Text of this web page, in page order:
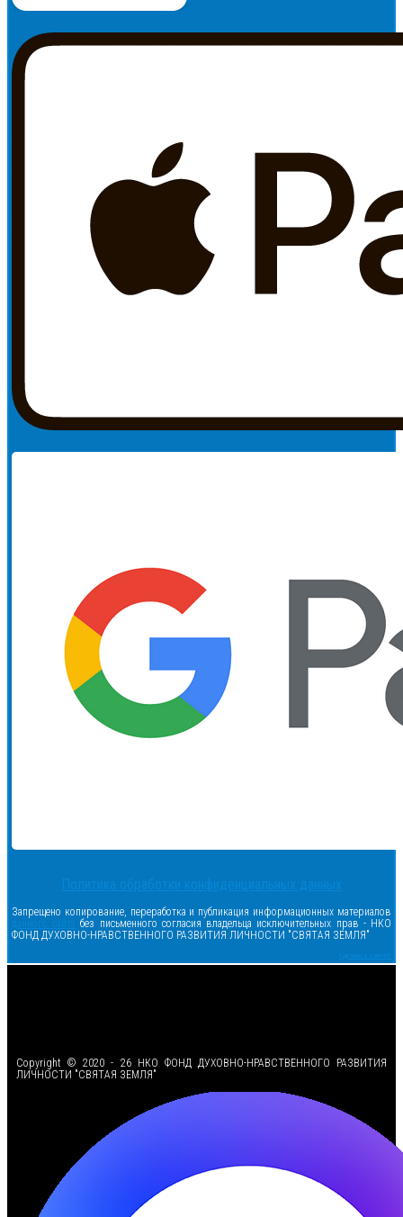
Политика обработки конфиденциальных данных
Запрещено копирование, переработка и публикация информационных материалов
данного сайта без письменного согласия владельца исключительных прав - НКО
ФОНД ДУХОВНО-НРАВСТВЕННОГО РАЗВИТИЯ ЛИЧНОСТИ "СВЯТАЯ ЗЕМЛЯ"
Сделано в samsite
Copyright © 2020 - 26 НКО ФОНД ДУХОВНО-НРАВСТВЕННОГО РАЗВИТИЯ
ЛИЧНОСТИ "СВЯТАЯ ЗЕМЛЯ"